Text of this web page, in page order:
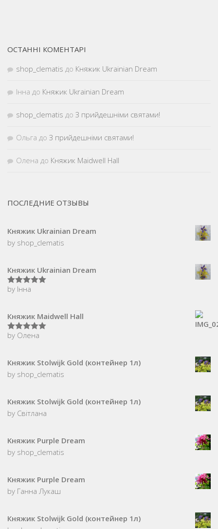
ОСТАННІ КОМЕНТАРІ
shop_clematis до Княжик Ukrainian Dream
Інна до Княжик Ukrainian Dream
shop_clematis до З прийдешніми святами!
Ольга до З прийдешніми святами!
Олена до Княжик Maidwell Hall
ПОСЛЕДНИЕ ОТЗЫВЫ
Княжик Ukrainian Dream
by shop_clematis
Княжик Ukrainian Dream
5з 5
by Інна
Княжик Maidwell Hall
5з 5
by Олена
Княжик Stolwijk Gold (контейнер 1л)
by shop_clematis
Княжик Stolwijk Gold (контейнер 1л)
by Світлана
Kняжик Purple Dream
by shop_clematis
Kняжик Purple Dream
by Ганна Лукаш
Княжик Stolwijk Gold (контейнер 1л)